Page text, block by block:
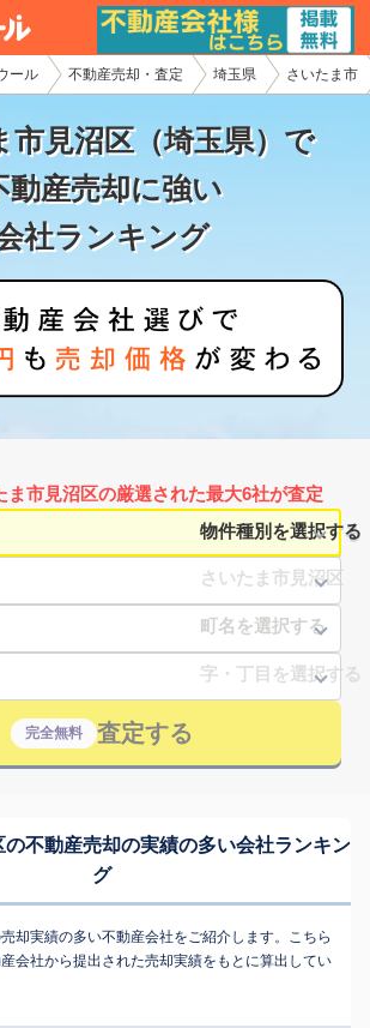
ール 不動産売却・査定 埼玉県 さいたま市
市見沼区（埼玉県）で
動産売却に強い
社ランキング
ま市見沼区の厳選された最大6社が査定
完全無料 査定する
の不動産売却の実績の多い会社ランキン
グ
却実績の多い不動産会社をご紹介します。こちら
会社から提出された売却実績をもとに算出してい
の不動産会社様
ー